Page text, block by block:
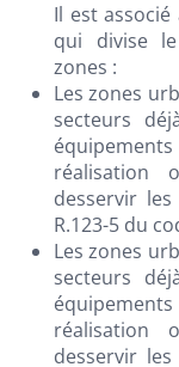
Il est
qui divise
zones :
Les zones
secteurs
réalisation
desservir
R.123-5 du
Les zones
secteurs
réalisation
desservir